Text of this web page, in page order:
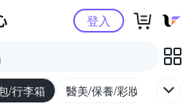
Yahoo購物中心登入
/行李箱 醫美/保養/彩妝/香水